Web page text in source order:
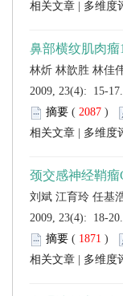
2009, 23(4): 15-17.
(
)
2009, 23(4): 18-20.
(
)